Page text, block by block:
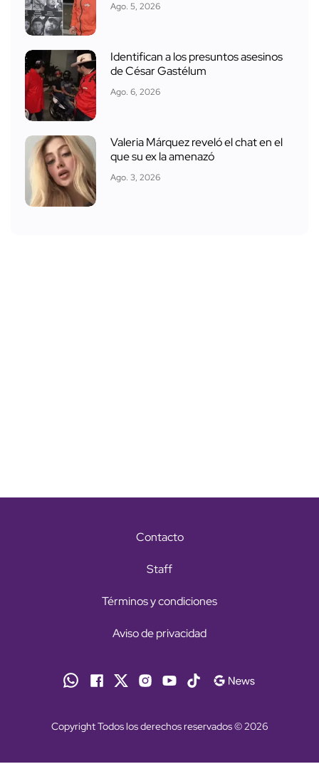
Ago. 5, 2026
Identifican a los presuntos asesinos
de César Gastélum
Ago. 6, 2026
Valeria Márquez reveló el chat en el
que su ex la amenazó
Ago. 3, 2026
Contacto
Staff
Términos y condiciones
Aviso de privacidad
Copyright Todos los derechos reservados © 2026